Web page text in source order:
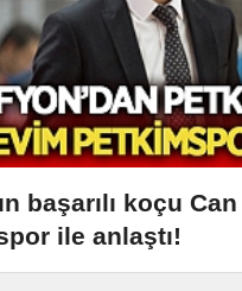
başarılı koçu
ile anlaştı!